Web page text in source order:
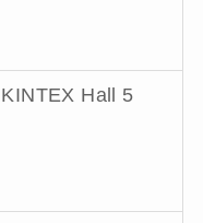
KINTEX Hall 5